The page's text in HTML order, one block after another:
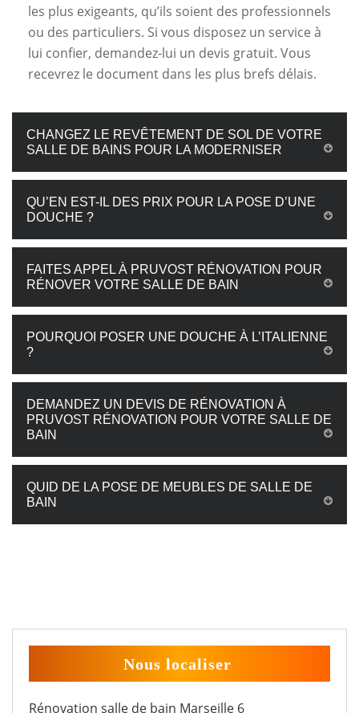
les plus exigeants, qu’ils soient des professionnels
ou des particuliers. Si vous disposez un service à
lui confier, demandez-lui un devis gratuit. Vous
recevrez le document dans les plus brefs délais.
CHANGEZ LE REVÊTEMENT DE SOL DE VOTRE
SALLE DE BAINS POUR LA MODERNISER
QU’EN EST-IL DES PRIX POUR LA POSE D’UNE
DOUCHE ?
FAITES APPEL À PRUVOST RÉNOVATION POUR
RÉNOVER VOTRE SALLE DE BAIN
POURQUOI POSER UNE DOUCHE À L’ITALIENNE
?
DEMANDEZ UN DEVIS DE RÉNOVATION À
PRUVOST RÉNOVATION POUR VOTRE SALLE DE
BAIN
QUID DE LA POSE DE MEUBLES DE SALLE DE
BAIN
Nous localiser
Rénovation salle de bain Marseille 6